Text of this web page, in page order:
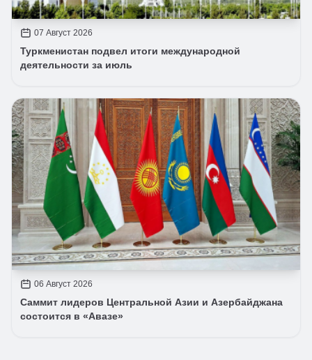
07 Август 2026
Туркменистан подвел итоги международной
деятельности за июль
06 Август 2026
Саммит лидеров Центральной Азии и Азербайджана
состоится в «Авазе»